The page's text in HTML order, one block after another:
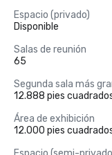
Espacio (privado)
Disponible
Salas de reunión
65
Segunda sala más
12.888 pies
Área de exhibición
12.000 pies